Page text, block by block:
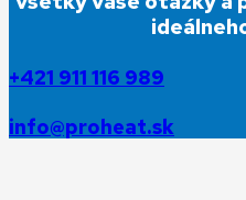
+421 911 116 989
info@proheat.sk